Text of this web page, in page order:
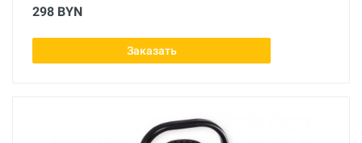
298 BYN
Заказать